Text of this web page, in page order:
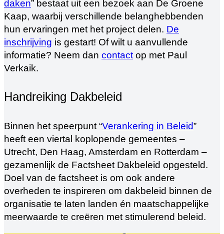
daken” bestaat uit een bezoek aan De Groene
Kaap, waarbij verschillende belanghebbenden
hun ervaringen met het project delen. De
inschrijving is gestart! Of wilt u aanvullende
informatie? Neem dan contact op met Paul
Verkaik.
Handreiking Dakbeleid
Binnen het speerpunt “Verankering in Beleid”
heeft een viertal koplopende gemeentes –
Utrecht, Den Haag, Amsterdam en Rotterdam –
gezamenlijk de Factsheet Dakbeleid opgesteld.
Doel van de factsheet is om ook andere
overheden te inspireren om dakbeleid binnen de
organisatie te laten landen én maatschappelijke
meerwaarde te creëren met stimulerend beleid.